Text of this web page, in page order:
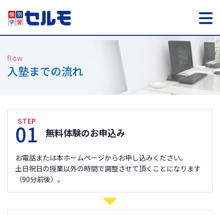
入塾までの流れ
STEP
01 無料体験のお申込み
お電話または本ホームページからお申し込みください。
土日祝日の授業以外の時間で調整させて頂くことになります
（90分前後）。